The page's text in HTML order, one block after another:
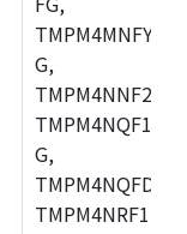
G,
G,